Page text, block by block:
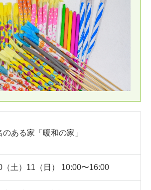
のある家「暖和の家」
（土）11（日） 10:00〜16:00